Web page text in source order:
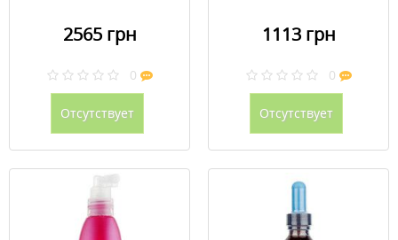
2565 грн
0
Отсутствует
1113 грн
0
Отсутствует